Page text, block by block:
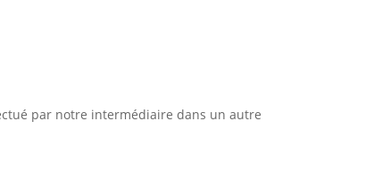
par notre intermédiaire dans un autre